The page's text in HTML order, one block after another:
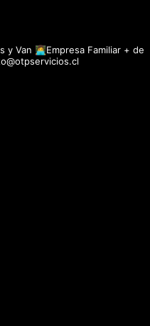
y Van 👩‍💻Empresa Familiar + de